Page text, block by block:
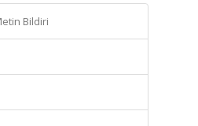
Bildiri